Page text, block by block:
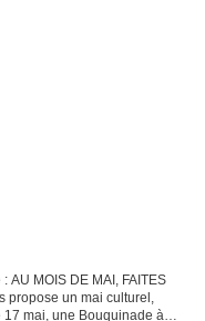
AU MOIS DE MAI, FAITES
propose un mai culturel,
mai, une Bouquinade à